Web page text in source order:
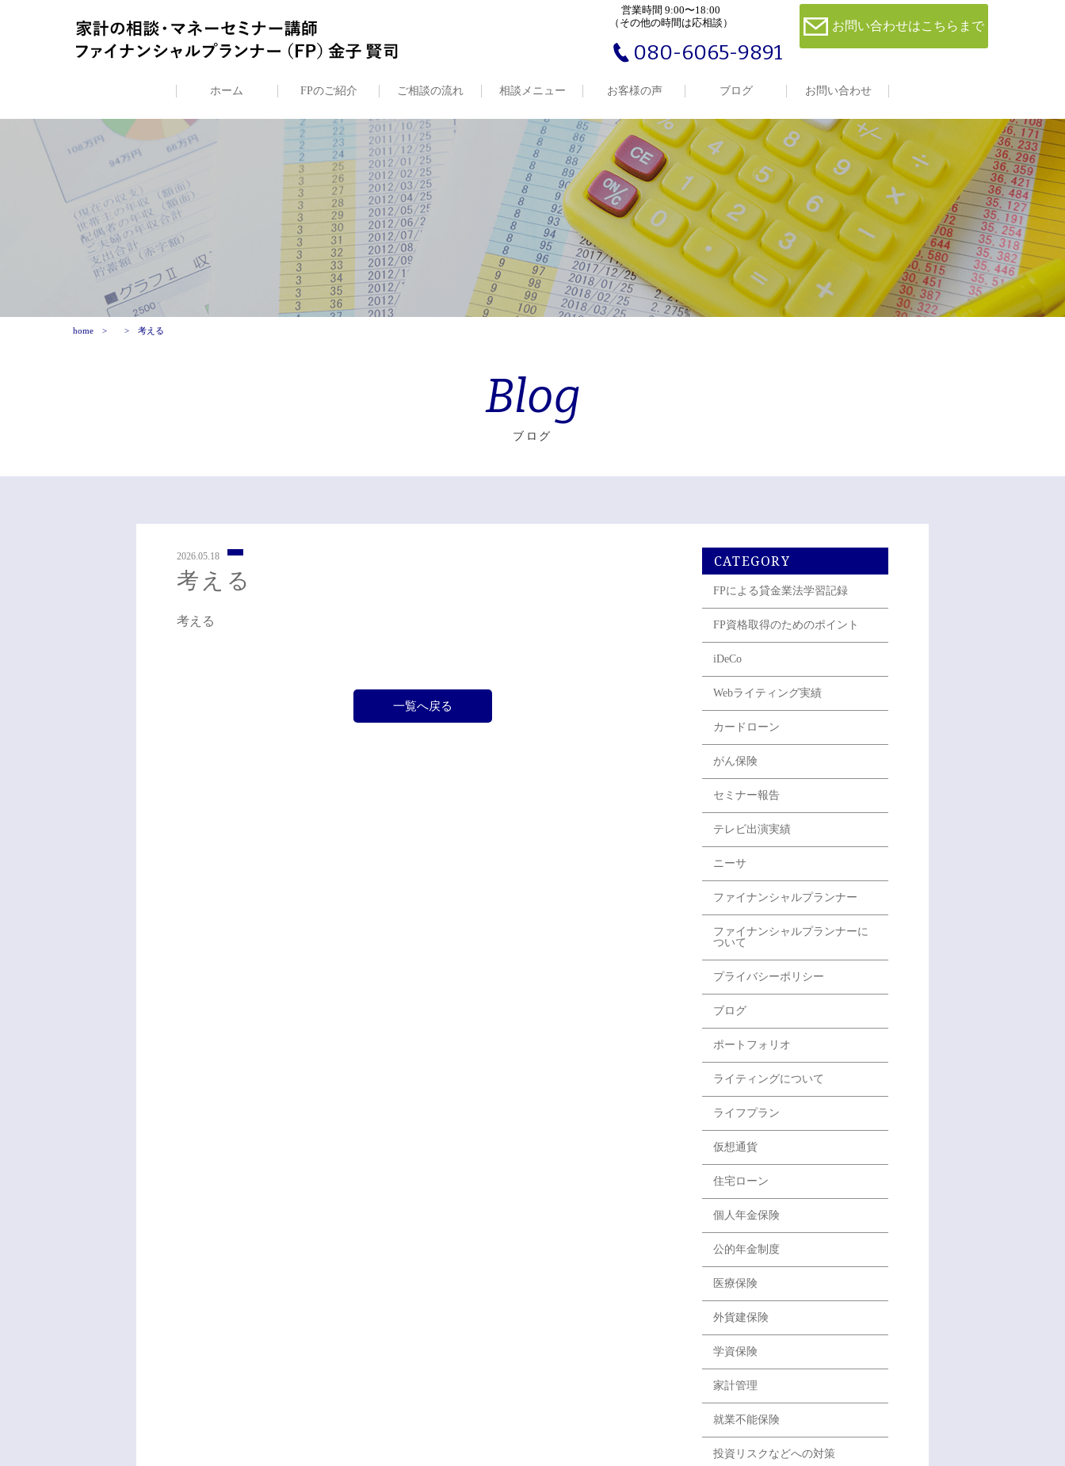
営業時間 9:00〜18:00
（その他の時間は応相談）
080-6065-9891
お問い合わせはこちらまで
ホーム FPのご紹介 ご相談の流れ 相談メニュー お客様の声 ブログ お問い合わせ
home 考える
Blog
ブログ
2026.05.18
考える
考える
一覧へ戻る
CATEGORY
FPによる貸金業法学習記録
FP資格取得のためのポイント
iDeCo
Webライティング実績
カードローン
がん保険
セミナー報告
テレビ出演実績
ニーサ
ファイナンシャルプランナー
ファイナンシャルプランナーに
ついて
プライバシーポリシー
ブログ
ポートフォリオ
ライティングについて
ライフプラン
仮想通貨
住宅ローン
個人年金保険
公的年金制度
医療保険
外貨建保険
学資保険
家計管理
就業不能保険
投資リスクなどへの対策